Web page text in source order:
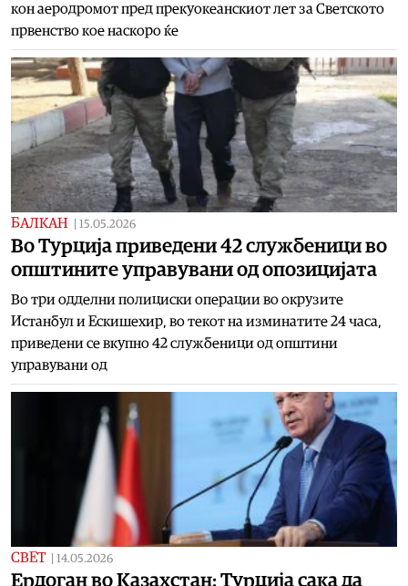
кон аеродромот пред прекуокеанскиот лет за Светското
првенство кое наскоро ќе
БАЛКАН 15.05.2026
Во Турција приведени 42 службеници во
општините управувани од опозицијата
Во три одделни полициски операции во окрузите
Истанбул и Ескишехир, во текот на изминатите 24 часа,
приведени се вкупно 42 службеници од општини
управувани од
СВЕТ 14.05.2026
Ердоган во Казахстан: Турција сака да